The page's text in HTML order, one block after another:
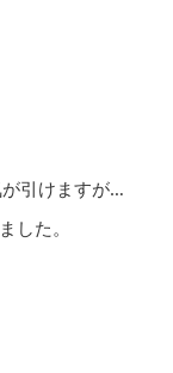
引けますが…
した。